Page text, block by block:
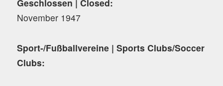
Geschlossen | Closed:
November 1947
Sport-/Fußballvereine | Sports Clubs/Soccer
Clubs: